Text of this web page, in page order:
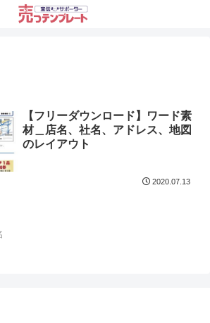
【フリーダウンロード】ワード素
材＿店名、社名、アドレス、地図
のレイアウト
2020.07.13